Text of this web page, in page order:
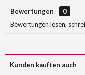
Bewertungen
0
Bewertungen lesen,
Kunden kauften auch